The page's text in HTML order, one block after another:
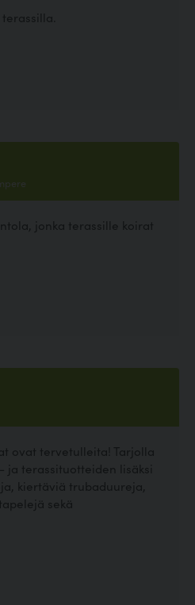
jonka terassille koirat
ovat tervetulleita! Tarjolla
terassituotteiden lisäksi
kiertäviä trubaduureja,
sekä